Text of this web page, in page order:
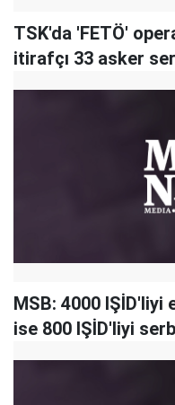
TSK'da 'FETÖ'
itirafçı 33 asker
MSB: 4000
ise 800 IŞİD'liyi